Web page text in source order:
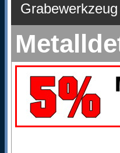
Grabewerkzeug